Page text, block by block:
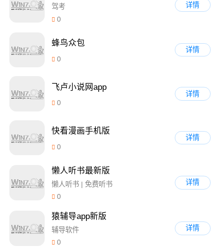
驾考
0
详情
蜂鸟众包
0
详情
飞卢小说网app
0
详情
快看漫画手机版
0
详情
懒人听书最新版
懒人听书 | 免费听书
0
详情
猿辅导app新版
辅导软件
0
详情